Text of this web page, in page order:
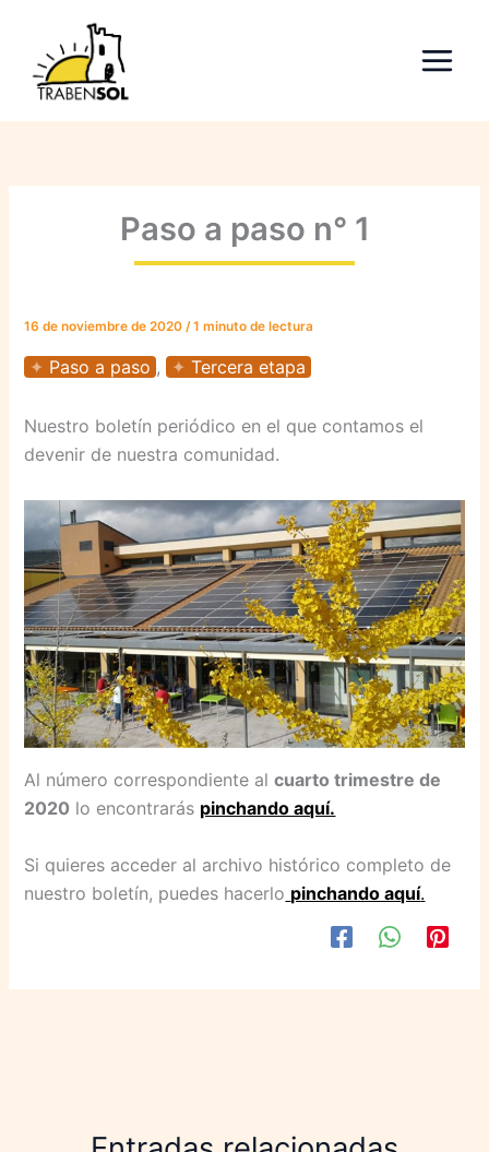
contenido
Paso a paso n° 1
16 de noviembre de 2020 /1 minuto de lectura
Paso a paso , Tercera etapa
Nuestro boletín periódico en el que contamos el
devenir de nuestra comunidad.
Al número correspondiente alcuarto trimestre de
2020 lo encontrarás pinchando aquí.
Si quieres acceder al archivo histórico completo de
nuestro boletín, puedes hacerlo pinchando aquí.